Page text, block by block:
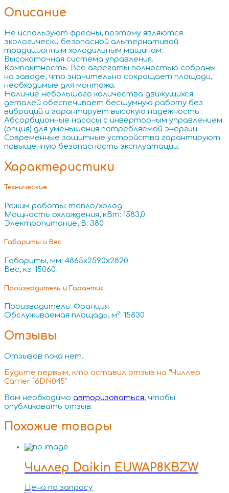
Описание
Не используют фреоны, поэтому являются
экологически безопасной альтернативой
традиционным холодильным машинам.
Высокоточная система управления.
Компактность. Все агрегаты полностью собраны
на заводе, что значительно сокращает площади,
необходимые для монтажа.
Наличие небольшого количества движущихся
деталей обеспечивает бесшумную работу без
вибраций и гарантирует высокую надежность.
Абсорбционные насосы с инверторным управлением
(опция) для уменьшения потребляемой энергии.
Современные защитные устройства гарантируют
повышенную безопасность эксплуатации.
Характеристики
Технические
Режим работы: тепло/холод
Мощность охлаждения, кВт: 1583,0
Электропитание, В: 380
Габариты и Вес
Габариты, мм: 4865x2590x2820
Вес, кг: 15060
Производитель и Гарантия
Производитель: Франция
Обслуживаемая площадь, м²: 15830
Отзывы
Отзывов пока нет.
Будьте первым, кто оставил отзыв на “Чиллер
Carrier 16DN045”
Вам необходимо авторизоваться, чтобы
опубликовать отзыв.
Похожие товары
Чиллер Daikin EUWAP8KBZW
Цена по запросу